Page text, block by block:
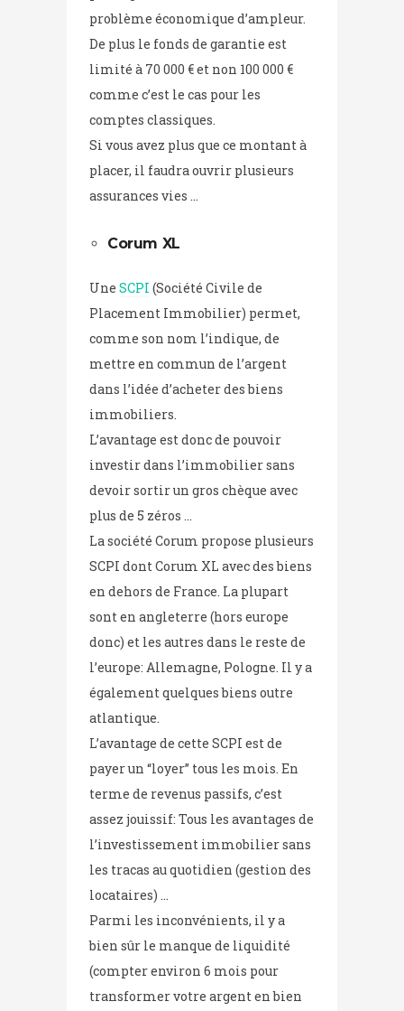
problème économique d’ampleur.
De plus le fonds de garantie est
limité à 70 000 € et non 100 000 €
comme c’est le cas pour les
comptes classiques.
Si vous avez plus que ce montant à
placer, il faudra ouvrir plusieurs
assurances vies …
Corum XL
Une SCPI (Société Civile de
Placement Immobilier) permet,
comme son nom l’indique, de
mettre en commun de l’argent
dans l’idée d’acheter des biens
immobiliers.
L’avantage est donc de pouvoir
investir dans l’immobilier sans
devoir sortir un gros chèque avec
plus de 5 zéros …
La société Corum propose plusieurs
SCPI dont Corum XL avec des biens
en dehors de France. La plupart
sont en angleterre (hors europe
donc) et les autres dans le reste de
l’europe: Allemagne, Pologne. Il y a
également quelques biens outre
atlantique.
L’avantage de cette SCPI est de
payer un “loyer” tous les mois. En
terme de revenus passifs, c’est
assez jouissif: Tous les avantages de
l’investissement immobilier sans
les tracas au quotidien (gestion des
locataires) …
Parmi les inconvénients, il y a
bien sûr le manque de liquidité
(compter environ 6 mois pour
transformer votre argent en bien